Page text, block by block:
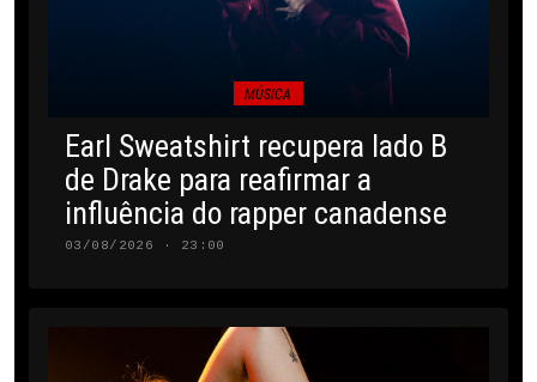
MÚSICA
Earl Sweatshirt recupera lado B
de Drake para reafirmar a
influência do rapper canadense
03/08/2026 · 23:00